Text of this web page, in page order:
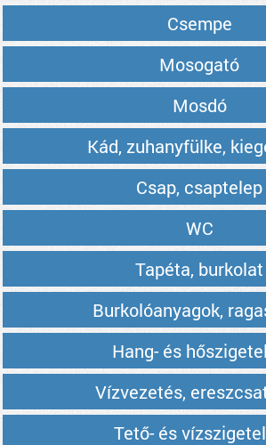
Csempe
Mosogató
Mosdó
Kád, zuhanyfülke,
Csap, csaptelep
WC
Tapéta, burkolat
Burkolóanyagok,
Hang- és
Vízvezetés,
Tető- és